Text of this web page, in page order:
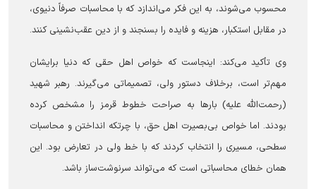
محسوب می‌شوند، به این فکر می‌اندازد که با محاسبات صرفاً دنیوی،
در مقابل استکبار، هزینه و فایده را بسنجند و از دین عقب‌نشینی کنند.
وی تأکید می‌کند: اینجاست که خواص اهل حقی که دنیا برایشان
مهم‌تر است، برخلاف دستور ولی، تصمیماتی می‌گیرند. رهبر شهید
(رحمت‌الله علیه) بارها به صراحت خطوط قرمز را مشخص کرده
بودند. اما خواص بی‌بصیرت اهل حق، با چرتکه انداختن و محاسبات
سطحی، مسیری را انتخاب کردند که با خط ولی در تعارض بود. این
همان خطای محاسباتی است که می‌تواند سرنوشت‌ساز باشد.